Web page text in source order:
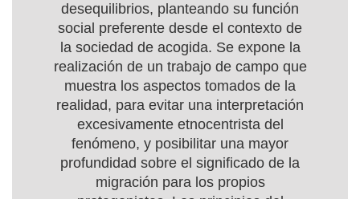
desequilibrios, planteando su función
social preferente desde el contexto de
la sociedad de acogida. Se expone la
realización de un trabajo de campo que
muestra los aspectos tomados de la
realidad, para evitar una interpretación
excesivamente etnocentrista del
fenómeno, y posibilitar una mayor
profundidad sobre el significado de la
migración para los propios